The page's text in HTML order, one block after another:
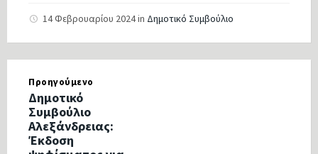
14 Φεβρουαρίου 2024in Δημοτικό Συμβούλιο
Προηγούμενο
Δημοτικό
Συμβούλιο
Αλεξάνδρειας:
Έκδοση